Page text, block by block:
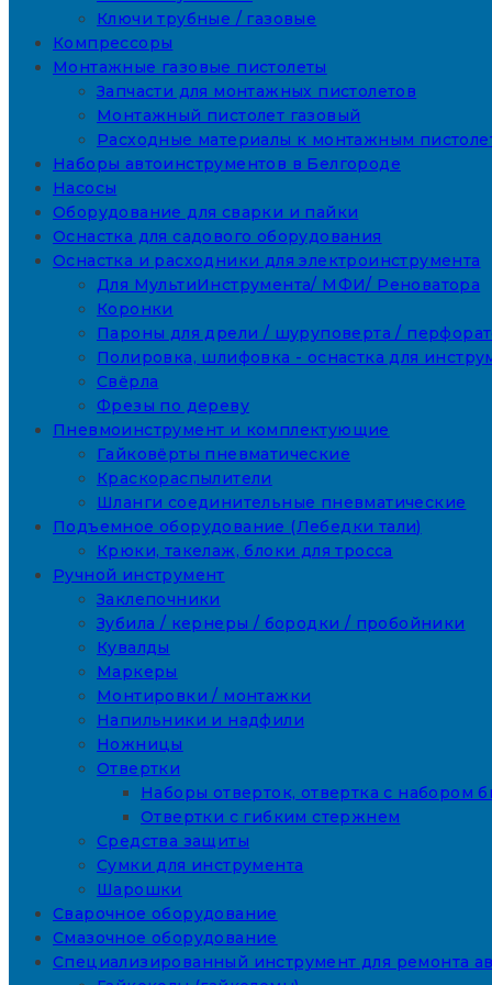
Ключи трубные / газовые
Компрессоры
Монтажные газовые пистолеты
Запчасти для монтажных пистолетов
Монтажный пистолет газовый
Расходные материалы к монтажным
Наборы автоинструментов в Белгороде
Насосы
Оборудование для сварки и пайки
Оснастка для садового оборудования
Оснастка и расходники для электроинструмента
Для МультиИнструмента/ МФИ/ Реноватора
Коронки
Пароны для дрели / шуруповерта /
Полировка, шлифовка - оснастка для
Свёрла
Фрезы по дереву
Пневмоинструмент и комплектующие
Гайковёрты пневматические
Краскораспылители
Шланги соединительные пневматические
Подъемное оборудование (Лебедки тали)
Крюки, такелаж, блоки для тросса
Ручной инструмент
Заклепочники
Зубила / кернеры / бородки / пробойники
Кувалды
Маркеры
Монтировки / монтажки
Напильники и надфили
Ножницы
Отвертки
Наборы отверток, отвертка с набором
Отвертки с гибким стержнем
Средства защиты
Сумки для инструмента
Шарошки
Сварочное оборудование
Смазочное оборудование
Специализированный инструмент для ремонта